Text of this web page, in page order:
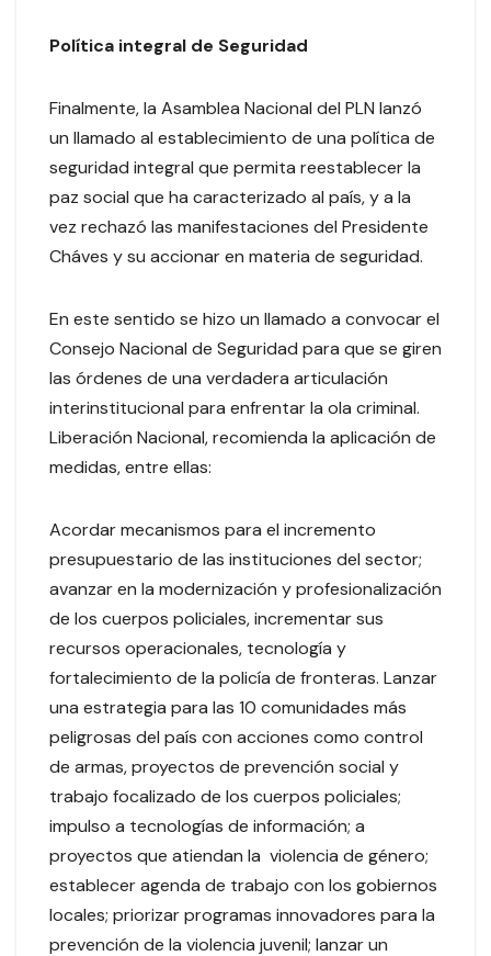
Política integral de Seguridad
Finalmente, la Asamblea Nacional del PLN lanzó
un llamado al establecimiento de una política de
seguridad integral que permita reestablecer la
paz social que ha caracterizado al país, y a la
vez rechazó las manifestaciones del Presidente
Cháves y su accionar en materia de seguridad.
En este sentido se hizo un llamado a convocar el
Consejo Nacional de Seguridad para que se giren
las órdenes de una verdadera articulación
interinstitucional para enfrentar la ola criminal.
Liberación Nacional, recomienda la aplicación de
medidas, entre ellas:
Acordar mecanismos para el incremento
presupuestario de las instituciones del sector;
avanzar en la modernización y profesionalización
de los cuerpos policiales, incrementar sus
recursos operacionales, tecnología y
fortalecimiento de la policía de fronteras. Lanzar
una estrategia para las 10 comunidades más
peligrosas del país con acciones como control
de armas, proyectos de prevención social y
trabajo focalizado de los cuerpos policiales;
impulso a tecnologías de información; a
proyectos que atiendan la violencia de género;
establecer agenda de trabajo con los gobiernos
locales; priorizar programas innovadores para la
prevención de la violencia juvenil; lanzar un